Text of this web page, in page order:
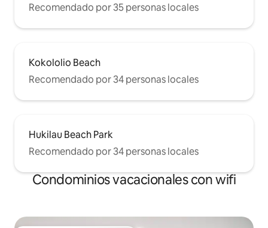
Recomendado por 35 personas locales
Kokololio Beach
Recomendado por 34 personas locales
Hukilau Beach Park
Recomendado por 34 personas locales
Condominios vacacionales con wifi